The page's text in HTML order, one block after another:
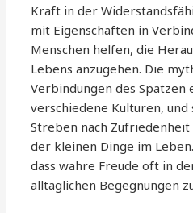
Kraft in der
mit Eigenschaften in
Menschen helfen, die
Lebens anzugehen. Die
Verbindungen des
verschiedene Kulturen,
Streben nach
der kleinen Dinge im
dass wahre Freude oft in
alltäglichen Begegnungen